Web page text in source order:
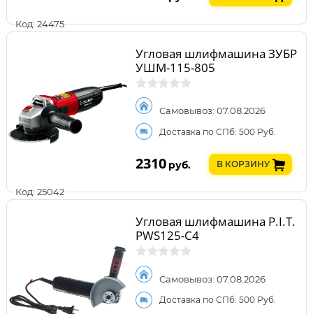
Код: 24475
Код: 25042
Угловая шлифмашина ЗУБР
УШМ-115-805
Самовывоз: 07.08.2026
Доставка по СПб: 500 Руб.
2310 руб. В КОРЗИНУ
Угловая шлифмашина P.I.T.
PWS125-C4
Самовывоз: 07.08.2026
Доставка по СПб: 500 Руб.